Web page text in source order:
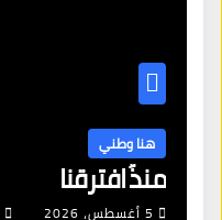
هنا وطني
منذُ افترقنا
5 أغسطس، 2026